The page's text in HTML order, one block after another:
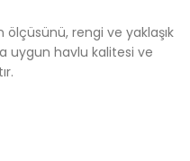
rengi ve yaklaşık
uygun havlu kalitesi ve